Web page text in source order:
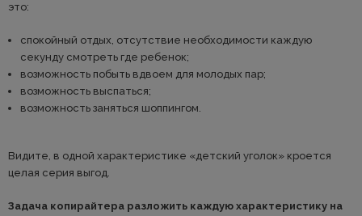
это:
спокойный отдых, отсутствие необходимости каждую
секунду смотреть где ребенок;
возможность побыть вдвоем для молодых пар;
возможность выспаться;
возможность заняться шоппингом.
Видите, в одной характеристике «детский уголок» кроется
целая серия выгод.
Задача копирайтера разложить каждую характеристику на